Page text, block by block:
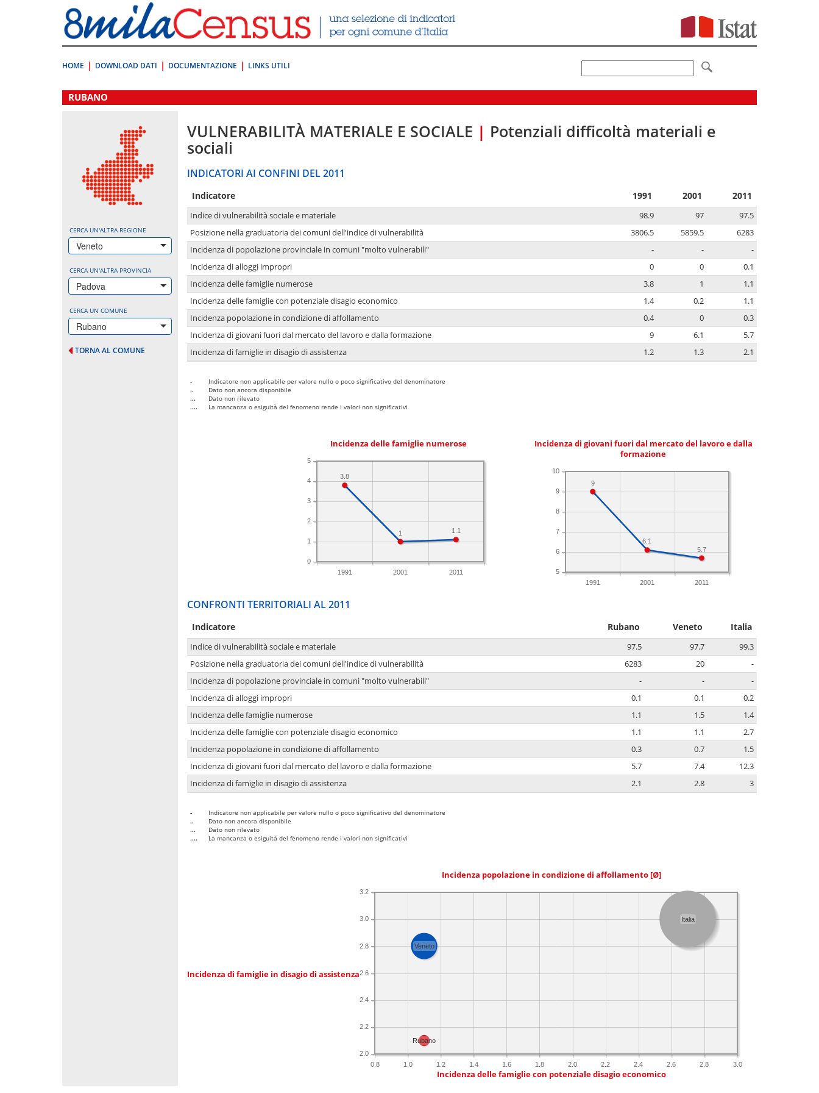
direttamente
a:
Contenuto
HOME DOWNLOAD DATI DOCUMENTAZIONE LINKS UTILI
.
RUBANO
CERCA UN'ALTRA REGIONE
Veneto
CERCA UN'ALTRA PROVINCIA
Padova
CERCA UN COMUNE
Rubano
TORNA AL COMUNE
VULNERABILITÀ MATERIALE E SOCIALE | Potenziali difficoltà materiali e
sociali
INDICATORI AI CONFINI DEL 2011
Indicatore 1991 2001 2011
Indice di vulnerabilità sociale e materiale 98.9 97
97.5
Posizione nella graduatoria dei comuni dell'indice di vulnerabilità
3806.5 5859.5
6283
Incidenza di popolazione provinciale in comuni "molto vulnerabili"
- -
-
Incidenza di alloggi impropri
0 0
0.1
Incidenza delle famiglie numerose
3.8 1
1.1
Incidenza delle famiglie con potenziale disagio economico
1.4 0.2
1.1
Incidenza popolazione in condizione di affollamento
0.4 0
0.3
Incidenza di giovani fuori dal mercato del lavoro e dalla formazione
9 6.1
5.7
Incidenza di famiglie in disagio di assistenza
1.2 1.3 2.1
-
Indicatore non applicabile per valore nullo o poco significativo del denominatore
..
Dato non ancora disponibile
...
Dato non rilevato
....
La mancanza o esiguità del fenomeno rende i valori non significativi
Incidenza delle famiglie numerose
1991 2001 2011
0
1
2
3
4
5
1.1
1
3.8
Incidenza di giovani fuori dal mercato del lavoro e dalla
formazione
1991 2001 2011
5
6
7
8
9
10
5.7
6.1
9
CONFRONTI TERRITORIALI AL 2011
Indicatore Rubano Veneto Italia
Indice di vulnerabilità sociale e materiale 97.5 97.7
99.3
Posizione nella graduatoria dei comuni dell'indice di vulnerabilità
6283 20
-
Incidenza di popolazione provinciale in comuni "molto vulnerabili"
- -
-
Incidenza di alloggi impropri
0.1 0.1
0.2
Incidenza delle famiglie numerose
1.1 1.5
1.4
Incidenza delle famiglie con potenziale disagio economico
1.1 1.1
2.7
Incidenza popolazione in condizione di affollamento
0.3 0.7
1.5
Incidenza di giovani fuori dal mercato del lavoro e dalla formazione
5.7 7.4
12.3
Incidenza di famiglie in disagio di assistenza
2.1 2.8 3
-
Indicatore non applicabile per valore nullo o poco significativo del denominatore
..
Dato non ancora disponibile
...
Dato non rilevato
....
La mancanza o esiguità del fenomeno rende i valori non significativi
Incidenza popolazione in condizione di affollamento [Ø]
Incidenza di famiglie in disagio di assistenza
0.8 1.0 1.2 1.4 1.6 1.8 2.0 2.2 2.4 2.6 2.8 3.0
2.0
2.2
2.4
2.6
2.8
3.0
3.2
Italia
Veneto
Rubano
Incidenza delle famiglie con potenziale disagio economico